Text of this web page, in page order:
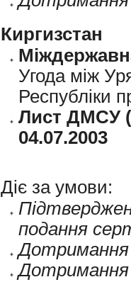
Киргизстан
Угода між
Республіки
Лист ДМСУ
04.07.2003
Діє за умови:
подання
Дотримання
Дотримання